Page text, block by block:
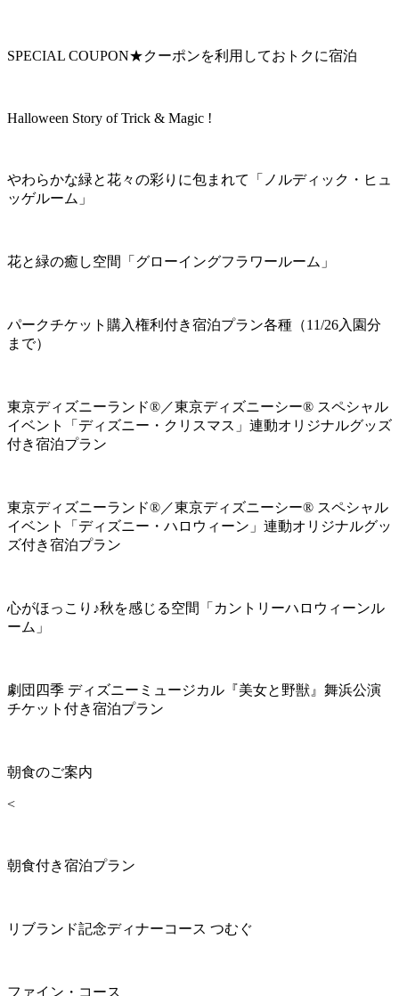
SPECIAL COUPON★クーポンを利用しておトクに宿泊
Halloween Story of Trick & Magic !
やわらかな緑と花々の彩りに包まれて「ノルディック・ヒュ
ッゲルーム」
花と緑の癒し空間「グローイングフラワールーム」
パークチケット購入権利付き宿泊プラン各種（11/26入園分
まで）
東京ディズニーランド®／東京ディズニーシー® スペシャル
イベント「ディズニー・クリスマス」連動オリジナルグッズ
付き宿泊プラン
東京ディズニーランド®／東京ディズニーシー® スペシャル
イベント「ディズニー・ハロウィーン」連動オリジナルグッ
ズ付き宿泊プラン
心がほっこり♪秋を感じる空間「カントリーハロウィーンル
ーム」
劇団四季 ディズニーミュージカル『美女と野獣』舞浜公演
チケット付き宿泊プラン
朝食のご案内
<
朝食付き宿泊プラン
リブランド記念ディナーコース つむぐ
ファイン・コース